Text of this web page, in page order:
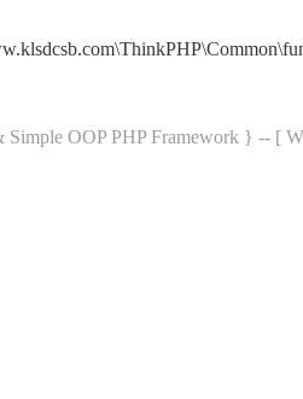
Simple OOP PHP Framework } -- [